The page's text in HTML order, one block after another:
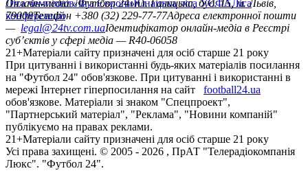
Ліга чемпіонівЛіга ЄвропиЮнацька ліга УЄФАЛіга
конференцій
Онлайн-медіа «Футбол 24»пл. Галицька, буд. 15, м. Львів,
79008Телефон +380 (32) 229-77-77Адреса електронної пошти
— legal@24tv.com.uaІдентифікатор онлайн-медіа в Реєстрі
суб’єктів у сфері медіа — R40-06058
21+Матеріали сайту призначені для осіб старше 21 року
При цитуванні і використанні будь-яких матеріалів посилання
на "Футбол 24" обов'язкове. При цитуванні і використанні в
мережі Інтернет гіперпосилання на сайт
football24.ua
обов'язкове. Матеріали зі знаком "Спецпроект",
"Партнерський матеріал", "Реклама", "Новини компаній"
публікуємо на правах реклами.
21+Матеріали сайту призначені для осіб старше 21 року
Усi права захищенi. © 2005 - 2026 , ПрАТ "Телерадіокомпанія
Люкс". "Футбол 24".